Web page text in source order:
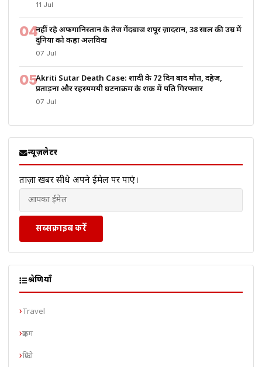
11 Jul
04नहीं रहे अफगानिस्तान के तेज गेंदबाज शपूर ज़ादरान, 38 साल की उम्र में
दुनिया को कहा अलविदा
07 Jul
05Akriti Sutar Death Case: शादी के 72 दिन बाद मौत, दहेज,
प्रताड़ना और रहस्यमयी घटनाक्रम के शक में पति गिरफ्तार
07 Jul
न्यूज़लेटर
ताज़ा खबरें सीधे अपने ईमेल पर पाएं।
सब्सक्राइब करें
श्रेणियाँ
Travel
क्राइम
क्रिप्टो